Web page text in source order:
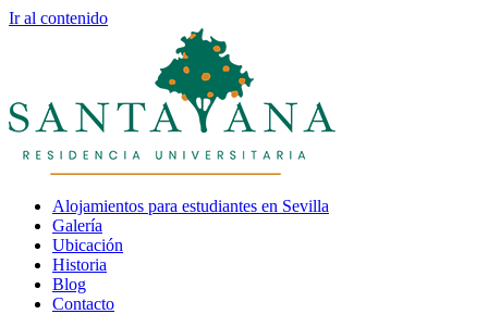
Ir al contenido
Alojamientos para estudiantes en Sevilla
Galería
Ubicación
Historia
Blog
Contacto